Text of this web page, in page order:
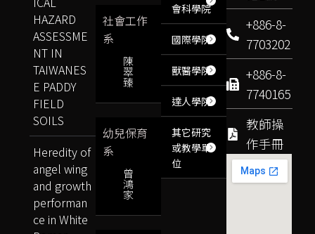
+886-8-
7703202
+886-8-
7740165
教師操
作手冊
會科學院
國際學院
獸醫學院
達人學院
其它研究
或教學單
位
社會工作
系
陳
翠
臻
幼兒保育
系
曾
鴻
家
HAZARD
ASSESSME
NT IN
TAIWANES
E PADDY
FIELD
SOILS
Heredity of
angel wing
and growth
performan
ce in White